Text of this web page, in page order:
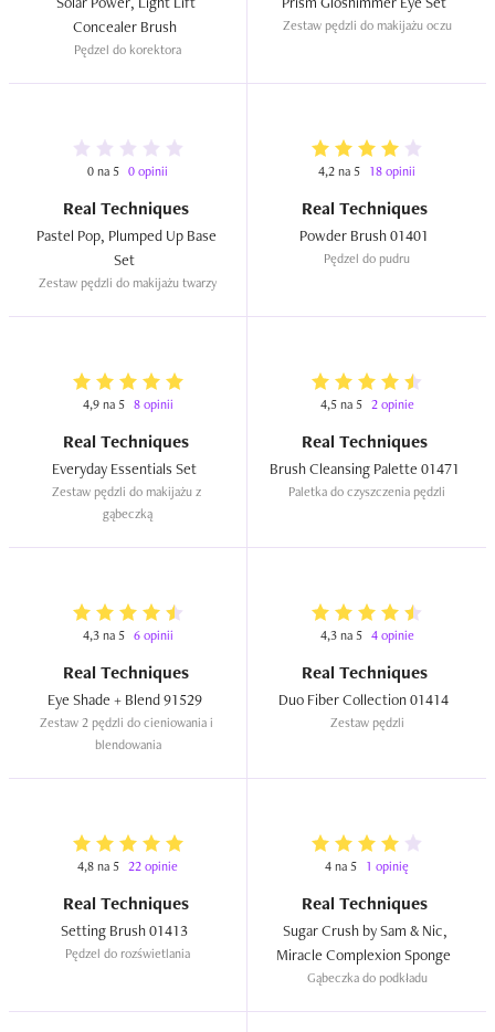
Pędzel do korektora
Zestaw pędzli do makijażu oczu
0 na 5 0 opinii
Real Techniques
Pastel Pop, Plumped Up Base
Zestaw pędzli do makijażu twarzy
4,2 na 5 18 opinii
Real Techniques
Pędzel do pudru
4,9 na 5 8 opinii
Real Techniques
Zestaw pędzli do makijażu z
gąbeczką
4,5 na 5 2 opinie
Real Techniques
Paletka do czyszczenia pędzli
4,3 na 5 6 opinii
Real Techniques
Zestaw 2 pędzli do cieniowania i
blendowania
4,3 na 5 4 opinie
Real Techniques
Zestaw pędzli
4,8 na 5 22 opinie
Real Techniques
Pędzel do rozświetlania
4 na 5 1 opinię
Real Techniques
Sugar Crush by Sam & Nic,
Gąbeczka do podkładu